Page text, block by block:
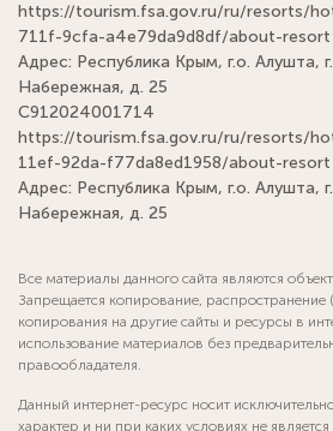
https://tourism.fsa.gov.ru/ru/resorts/
711f-9cfa-a4e79da9d8df/about-resort
Адрес: Республика Крым, г.о. Алушта,
Набережная, д. 25
С912024001714
https://tourism.fsa.gov.ru/ru/resorts/
11ef-92da-f77da8ed1958/about-resort
Адрес: Республика Крым, г.о. Алушта,
Набережная, д. 25
Все материалы данного сайта являются
Запрещается копирование, распространение
копирования на другие сайты и ресурсы в
использование материалов без
правообладателя.
Данный интернет-ресурс носит
характер и ни при каких условиях не